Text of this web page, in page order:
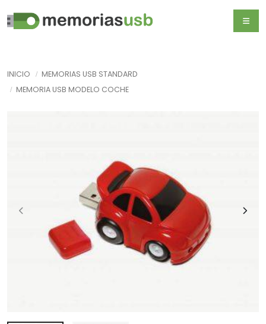
INICIO
MEMORIAS USB STANDARD
MEMORIA USB MODELO COCHE